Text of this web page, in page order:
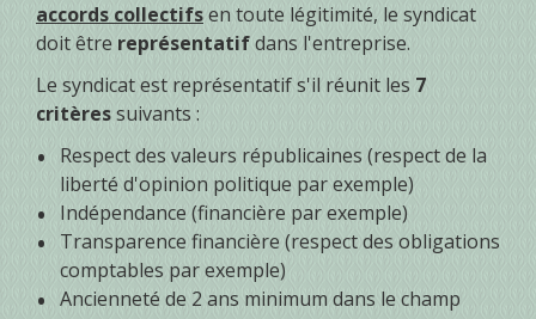
accords collectifsen toute légitimité, le syndicat
doit être représentatifdans l'entreprise.
Le syndicat est représentatif s'il réunit les 7
critèressuivants :
Respect des valeurs républicaines (respect de la
liberté d'opinion politique par exemple)
Indépendance (financière par exemple)
Transparence financière (respect des obligations
comptables par exemple)
Ancienneté de 2 ans minimum dans le champ